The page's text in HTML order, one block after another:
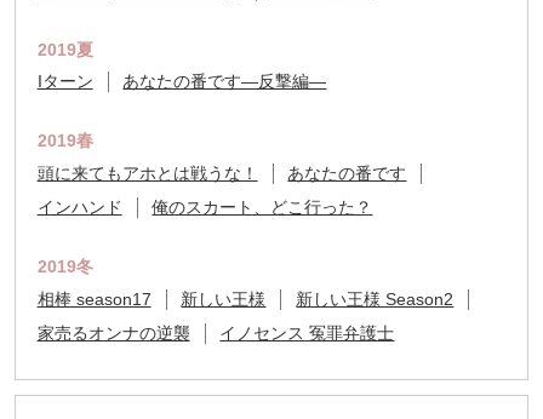
2019夏
Iターン
あなたの番です―反撃編―
2019春
頭に来てもアホとは戦うな！
あなたの番です
インハンド
俺のスカート、どこ行った？
2019冬
相棒 season17
新しい王様
新しい王様 Season2
家売るオンナの逆襲
イノセンス 冤罪弁護士